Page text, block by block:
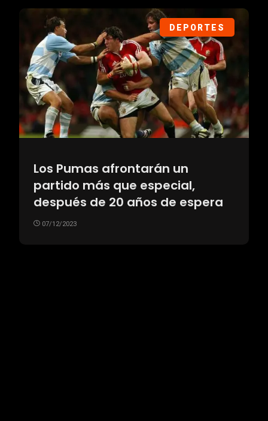
DEPORTES
Los Pumas afrontarán un
partido más que especial,
después de 20 años de espera
07/12/2023